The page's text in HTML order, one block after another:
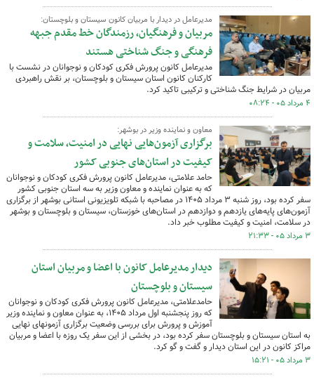
مدیرعامل در دیدار با مربیان کانون سیستان و بلوچستان:
مربیان و فرهنگیان، رزمندگان خط مقدم جبهه
فرهنگی و جنگ شناختی هستند
مدیرعامل کانون پرورش فکری کودکان و نوجوانان در نشست با
کارکنان کانون استان سیستان و بلوچستان، بر نقش راهبردی
مربیان در شرایط جنگ شناختی و ترکیبی تاکید کرد.
۴ مرداد ۰۵ - ۰۸:۲۴
معاون و نماینده وزیر در بوشهر:
برگزاری آزمون‌هایی نهایی در امنیت، سلامت و
کیفیت در استان‌های جنوبی کشور
حامد علامتی، مدیرعامل کانون پرورش فکری کودکان و نوجوانان
که به عنوان نماینده و معاون وزیر به سه استان جنوبی کشور
سفر کرده بود، روز شنبه ۳ مرداد ۱۴۰۵ در مصاحبه با شبکه تلویزیونی استانی بوشهر از برگزاری
آزمون‌های پایه‌های یازدهم و دوازدهم در استان‌های خوزستان، سیستان و بلوچستان و بوشهر
در سلامت، امنیت و کیفیت مطلوب خبر داد.
۳ مرداد ۰۵ - ۲۱:۳۳
دیدار مدیرعامل کانون با اعضا و مربیان استان
سیستان و بلوچستان
حامدعلامتی، مدیرعامل کانون پرورش فکری کودکان و نوجوانان
که روز پنجشنبه اول مرداد ۱۴۰۵، به عنوان معاون و نماینده وزیر
آموزش و پرورش برای بررسی وضعیت برگزاری آزمونهای نهایی
به استان سیستان و بلوچستان سفر کرده بود، در بخشی از این سفر یک روزه با اعضا و مربیان
مراکز کانون در این استان دیدار و گفت و گو کرد.
۳ مرداد ۰۵ - ۱۵:۲۱